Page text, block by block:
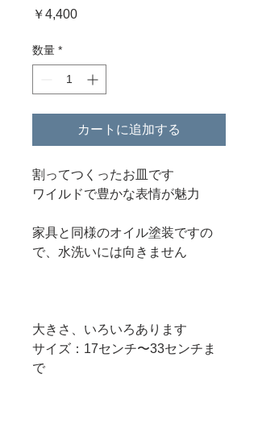
￥4,400価
数量 *
カートに追加する
割ってつくったお皿です
ワイルドで豊かな表情が魅力
家具と同様のオイル塗装ですの
で、水洗いには向きません
大きさ、いろいろあります
サイズ：17センチ〜33センチま
で